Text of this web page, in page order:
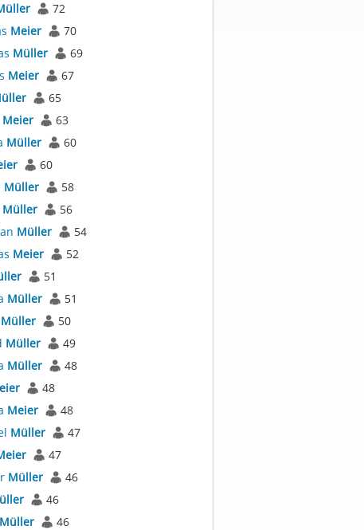
72
Meier
70
Müller
69
Meier
67
65
Meier
63
Müller
60
60
Müller
58
Müller
56
Müller
54
Meier
52
51
Müller
51
Müller
50
Müller
49
Müller
48
48
Meier
48
Müller
47
47
Müller
46
46
Müller 46